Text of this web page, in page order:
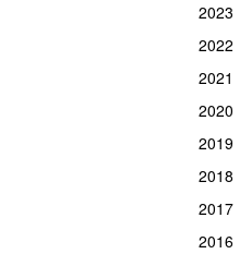
2023
2022
2021
2020
2019
2018
2017
2016